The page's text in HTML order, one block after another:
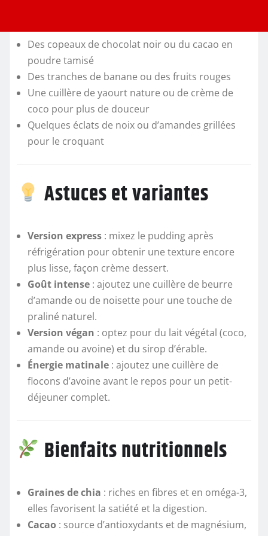
Des copeaux de chocolat noir ou du cacao en
poudre tamisé
Des tranches de banane ou des fruits rouges
Une cuillère de yaourt nature ou de crème de
coco pour plus de douceur
Quelques éclats de noix ou d’amandes grillées
pour le croquant
Astuces et variantes
Version express : mixez le pudding après
réfrigération pour obtenir une texture encore
plus lisse, façon crème dessert.
Goût intense : ajoutez une cuillère de beurre
d’amande ou de noisette pour une touche de
praliné naturel.
Version végan : optez pour du lait végétal (coco,
amande ou avoine) et du sirop d’érable.
Énergie matinale : ajoutez une cuillère de
flocons d’avoine avant le repos pour un petit-
déjeuner complet.
Bienfaits nutritionnels
Graines de chia : riches en fibres et en oméga-3,
elles favorisent la satiété et la digestion.
Cacao : source d’antioxydants et de magnésium,